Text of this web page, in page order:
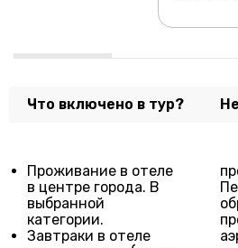
Что включено в тур?
Проживание в отеле
в центре города. В
выбранной
категории.
Завтраки в отеле